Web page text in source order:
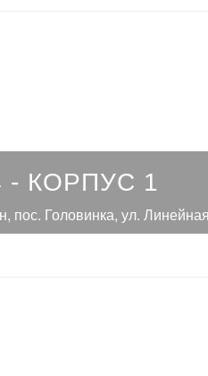
КОРПУС 1
пос. Головинка, ул.